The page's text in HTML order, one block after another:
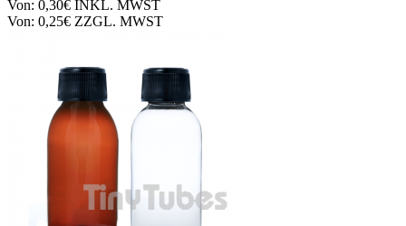
Von: 0,30€ INKL. MWST
Von: 0,25€ ZZGL. MWST